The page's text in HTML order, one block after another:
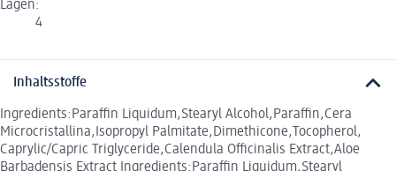
Lagen:
4
Inhaltsstoffe
Ingredients:Paraffin Liquidum,Stearyl Alcohol,Paraffin,Cera
Microcristallina,Isopropyl Palmitate,Dimethicone,Tocopherol,
Caprylic/Capric Triglyceride,Calendula Officinalis Extract,Aloe
Barbadensis Extract Ingredients:Paraffin Liquidum,Stearyl